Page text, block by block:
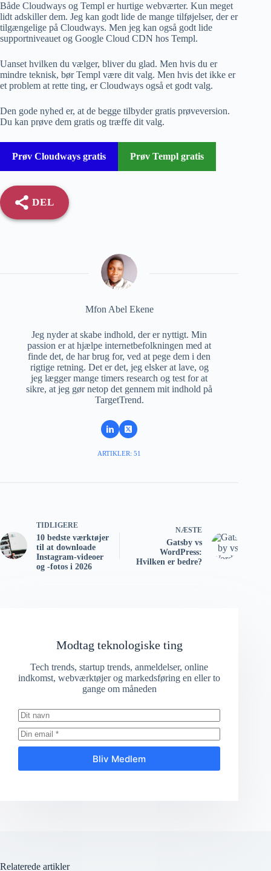
Både Cloudways og Templ er hurtige webværter. Kun meget
lidt adskiller dem. Jeg kan godt lide de mange tilføjelser, der er
tilgængelige på Cloudways. Men jeg kan også godt lide
supportniveauet og Google Cloud CDN hos Templ.
Uanset hvilken du vælger, bliver du glad. Men hvis du er
mindre teknisk, bør Templ være dit valg. Men hvis det ikke er
et problem at rette ting, er Cloudways også et godt valg.
Den gode nyhed er, at de begge tilbyder gratis prøveversion.
Du kan prøve dem gratis og træffe dit valg.
Prøv Cloudways gratis Prøv Templ gratis
DEL
Mfon Abel Ekene
Jeg nyder at skabe indhold, der er nyttigt. Min
passion er at hjælpe internetbefolkningen med at
finde det, de har brug for, ved at pege dem i den
rigtige retning. Det er det, jeg elsker at lave, og
jeg lægger mange timers research og test for at
sikre, at jeg gør netop det gennem mit indhold på
TargetTrend.
ARTIKLER: 51
TIDLIGERE
10 bedste værktøjer
til at downloade
Instagram-videoer
og -fotos i 2026
NÆSTE
Gatsby vs
WordPress:
Hvilken er bedre?
Modtag teknologiske ting
Tech trends, startup trends, anmeldelser, online
indkomst, webværktøjer og markedsføring en eller to
gange om måneden
Bliv Medlem
Relaterede artikler